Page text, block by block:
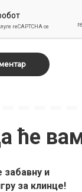
ће
забавну и
за клинце!